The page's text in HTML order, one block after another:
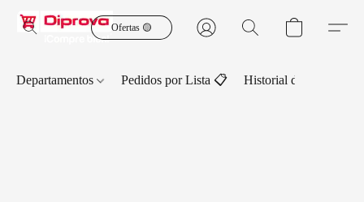
Ofertas 🟡
Departamentos Pedidos por Lista 📋 Historial de Pedidos